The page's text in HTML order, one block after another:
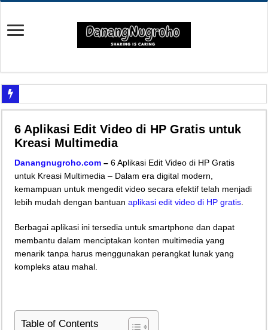
Yuk Cari Tahu Cara Memanfaatkan Teknologi Waze
Begini Upaya Memperbaiki Elektronik TV yang Rusak Hanya Ada Layar Putih
Tutorial Memasang Kabel Listrik untuk Pengairan Tambak dengan Elektronik
Elektronik Canggih, Kulkas Inverter vs Non-Inverter
Tips Atasi Motor Bunyi Kletek-Kletek Tanpa Panik Undang Mekanik
Mekanik Pemula? Ini Cara Cerdas Memilih Oli Asli Biar Gak Ketipu
Mekanik Pemula Wajib Tahu Cara Jitu Atasi Rantai Motor Patah
6 Aplikasi Edit Video di HP Gratis untuk
Kreasi Multimedia
Danangnugroho.com – 6 Aplikasi Edit Video di HP Gratis
untuk Kreasi Multimedia – Dalam era digital modern,
kemampuan untuk mengedit video secara efektif telah menjadi
lebih mudah dengan bantuanaplikasi edit video di HP gratis
Berbagai aplikasi ini tersedia untuk smartphone dan dapat
membantu dalam menciptakan konten multimedia yang
menarik tanpa harus menggunakan perangkat lunak yang
kompleks atau mahal.
Table of Contents